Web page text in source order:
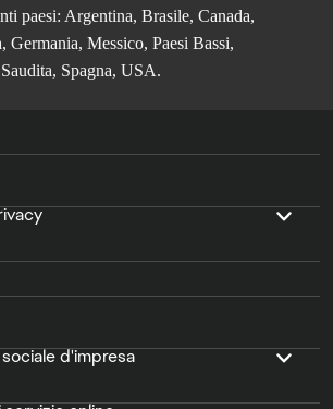
paesi: Argentina, Brasile, Canada,
Germania, Messico, Paesi Bassi,
Spagna, USA.
d'impresa